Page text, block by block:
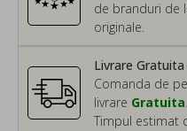
de branduri de
originale.
Livrare Gratuita
Comanda de
livrare Gratuita.
Timpul estimat